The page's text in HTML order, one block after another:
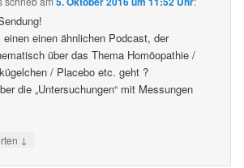
einen einen ähnlichen Podcast, der
über das Thema Homöopathie /
/ Placebo etc. geht ?
die „Untersuchungen“ mit Messungen
↓